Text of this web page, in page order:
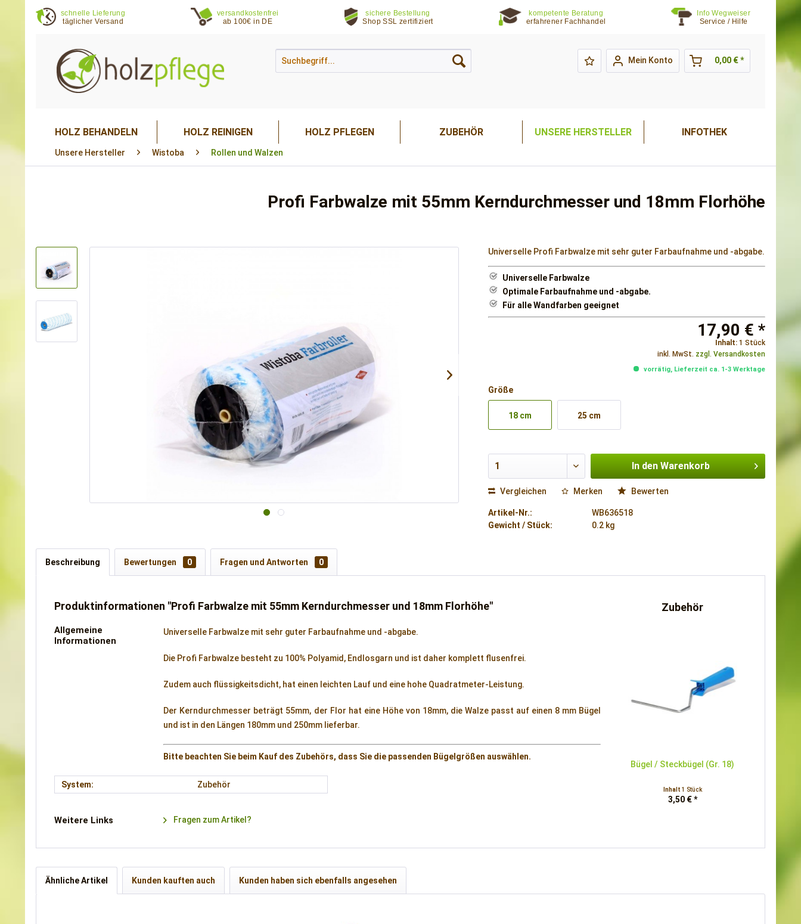
schnelle Lieferung
täglicher Versand
versandkostenfrei
ab 100€ in DE
sichere Bestellung
Shop SSL zertifiziert
kompetente Beratung
erfahrener Fachhandel
Info Wegweiser
Service / Hilfe
Mein Konto 0,00 € *
HOLZ BEHANDELN HOLZ REINIGEN HOLZ PFLEGEN ZUBEHÖR UNSERE HERSTELLER INFOTHEK
Unsere Hersteller Wistoba Rollen und Walzen
Profi Farbwalze mit 55mm Kerndurchmesser und 18mm Florhöhe
Universelle Profi Farbwalze mit sehr guter Farbaufnahme und -abgabe.
Universelle Farbwalze
Optimale Farbaufnahme und -abgabe.
Für alle Wandfarben geeignet
17,90 € *
Inhalt: 1 Stück
inkl. MwSt. zzgl. Versandkosten
vorrätig, Lieferzeit ca. 1-3 Werktage
Größe
18 cm 25 cm
In den Warenkorb
Vergleichen Merken Bewerten
Artikel-Nr.:
WB636518
Gewicht / Stück:
0.2 kg
Beschreibung Bewertungen 0 Fragen und Antworten 0
Produktinformationen "Profi Farbwalze mit 55mm Kerndurchmesser und 18mm Florhöhe"
Allgemeine
Informationen
Universelle Farbwalze mit sehr guter Farbaufnahme und -abgabe.
Die Profi Farbwalze besteht zu 100% Polyamid, Endlosgarn und ist daher komplett flusenfrei.
Zudem auch flüssigkeitsdicht, hat einen leichten Lauf und eine hohe Quadratmeter-Leistung.
Der Kerndurchmesser beträgt 55mm, der Flor hat eine Höhe von 18mm, die Walze passt auf einen 8 mm Bügel
und ist in den Längen 180mm und 250mm lieferbar.
Bitte beachten Sie beim Kauf des Zubehörs, dass Sie die passenden Bügelgrößen auswählen.
System: Zubehör
Weitere Links Fragen zum Artikel?
Zubehör
Bügel / Steckbügel (Gr. 18)
Inhalt 1 Stück
3,50 € *
Ähnliche Artikel Kunden kauften auch Kunden haben sich ebenfalls angesehen